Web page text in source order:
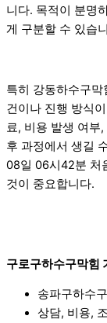
니다. 목적이 분명
게 구분할 수 있습
특히 강동하수구
건이나 진행 방식
료, 비용 발생 여부
후 과정에서 생길
08일 06시42분 처
것이 중요합니다.
구로구하수구막
송파구하수
상담, 비용,